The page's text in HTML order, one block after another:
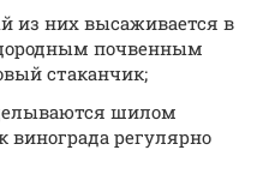
из них высаживается в
почвенным
стаканчик;
шилом
винограда регулярно